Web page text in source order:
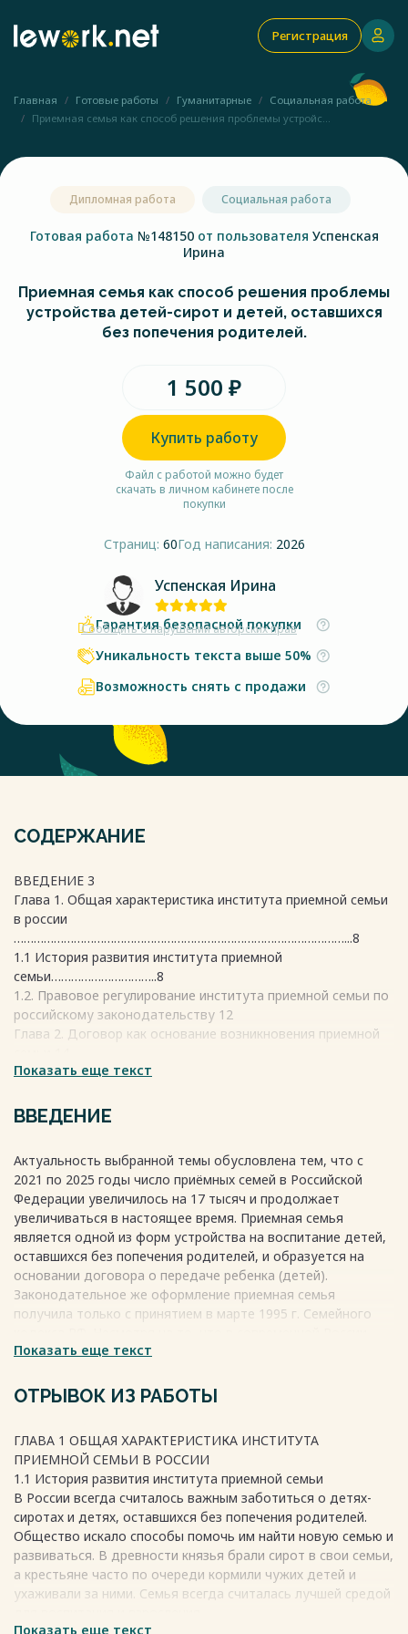
Регистрация
Главная Готовые работы Гуманитарные
Социальная работа
Приемная семья как способ решения проблемы устройс...
Дипломная работа Социальная работа
Готовая работа №148150 от пользователя Успенская
Ирина
Приемная семья как способ решения проблемы
устройства детей-сирот и детей, оставшихся
без попечения родителей.
1 500 ₽
Купить работу
Файл с работой можно будет
скачать в личном кабинете после
покупки
Страниц: 60Год написания: 2026
Успенская Ирина
Сообщить о нарушении авторских прав
Гарантия безопасной покупки
Уникальность текста выше 50%
Возможность снять с продажи
СОДЕРЖАНИЕ
ВВЕДЕНИЕ 3
Глава 1. Общая характеристика института приемной семьи
в россии
………………………………………………………………………………………...8
1.1 История развития института приемной
семьи…………………………..8
1.2. Правовое регулирование института приемной семьи по
российскому законодательству 12
Глава 2. Договор как основание возникновения приемной
2.1. Преддоговорные отношения о передаче ребенка в
семью………………………………………………………………………………..14
2.2. Заключение договора о передаче ребенка в семью 28
ребенка в приемную семью 32
2.1. Права и обязанности приёмных родителей 32
2.2. Права воспитанника приёмной семьи и проблемы
реализации этих прав 41
2.3. Права и обязанности органа опеки и попечительства 49
ЗАКЛЮЧЕНИЕ 52
СПИСОК ИСПОЛЬЗОВАННЫХ ИСТОЧНИКОВ 56
Показать еще текст
ВВЕДЕНИЕ
Актуальность выбранной темы обусловлена тем, что с
2021 по 2025 годы число приёмных семей в Российской
Федерации увеличилось на 17 тысяч и продолжает
увеличиваться в настоящее время. Приемная семья
является одной из форм устройства на воспитание детей,
оставшихся без попечения родителей, и образуется на
основании договора о передаче ребенка (детей).
Законодательное же оформление приемная семья
получила только с принятием в марте 1995 г. Семейного
опыт со-здания приемных семей невелик, она, по мнению
является перспективной формой устройства детей-сирот и
попечения родителей, регламентированных действующим
законодательством, приемная семья является сравни-
тельно новым. Что и вызывает особый интерес при
написании работы. Приём-ная семья как одна из форм
устройства детей, оставшихся без попечения родителей,
как показывает практика, в полной мере оправдывает все
финансовые и иные затраты, требуемые для её
полноценного существования. Она имеет ряд
существенных преимуществ, главным среди которых
Показать еще текст
ОТРЫВОК ИЗ РАБОТЫ
ГЛАВА 1 ОБЩАЯ ХАРАКТЕРИСТИКА ИНСТИТУТА
ПРИЕМНОЙ СЕМЬИ В РОССИИ
1.1 История развития института приемной семьи
В России всегда считалось важным заботиться о детях-
сиротах и детях, оставшихся без попечения родителей.
Общество искало способы помочь им найти новую семью и
развиваться. В древности князья брали сирот в свои семьи,
а крестьяне часто по очереди кормили чужих детей и
ухаживали за ними. Семья всегда считалась лучшей средой
Показать еще текст